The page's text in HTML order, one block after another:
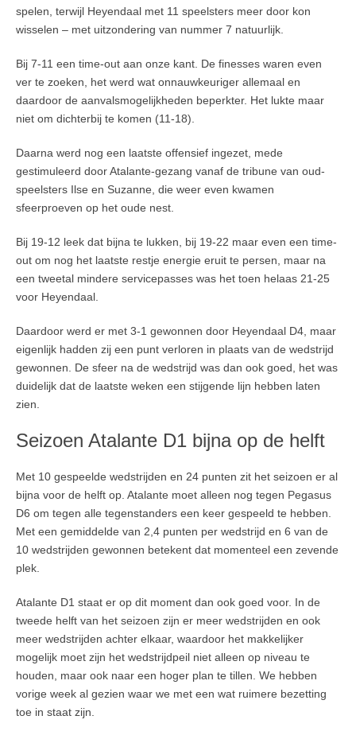
spelen, terwijl Heyendaal met 11 speelsters meer door kon
wisselen – met uitzondering van nummer 7 natuurlijk.
Bij 7-11 een time-out aan onze kant. De finesses waren even
ver te zoeken, het werd wat onnauwkeuriger allemaal en
daardoor de aanvalsmogelijkheden beperkter. Het lukte maar
niet om dichterbij te komen (11-18).
Daarna werd nog een laatste offensief ingezet, mede
gestimuleerd door Atalante-gezang vanaf de tribune van oud-
speelsters Ilse en Suzanne, die weer even kwamen
sfeerproeven op het oude nest.
Bij 19-12 leek dat bijna te lukken, bij 19-22 maar even een time-
out om nog het laatste restje energie eruit te persen, maar na
een tweetal mindere servicepasses was het toen helaas 21-25
voor Heyendaal.
Daardoor werd er met 3-1 gewonnen door Heyendaal D4, maar
eigenlijk hadden zij een punt verloren in plaats van de wedstrijd
gewonnen. De sfeer na de wedstrijd was dan ook goed, het was
duidelijk dat de laatste weken een stijgende lijn hebben laten
zien.
Seizoen Atalante D1 bijna op de helft
Met 10 gespeelde wedstrijden en 24 punten zit het seizoen er al
bijna voor de helft op. Atalante moet alleen nog tegen Pegasus
D6 om tegen alle tegenstanders een keer gespeeld te hebben.
Met een gemiddelde van 2,4 punten per wedstrijd en 6 van de
10 wedstrijden gewonnen betekent dat momenteel een zevende
plek.
Atalante D1 staat er op dit moment dan ook goed voor. In de
tweede helft van het seizoen zijn er meer wedstrijden en ook
meer wedstrijden achter elkaar, waardoor het makkelijker
mogelijk moet zijn het wedstrijdpeil niet alleen op niveau te
houden, maar ook naar een hoger plan te tillen. We hebben
vorige week al gezien waar we met een wat ruimere bezetting
toe in staat zijn.